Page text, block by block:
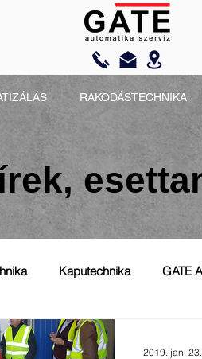
RAKODÁSTECHNIKA
Kaputechnika GATE
2019. jan. 23.